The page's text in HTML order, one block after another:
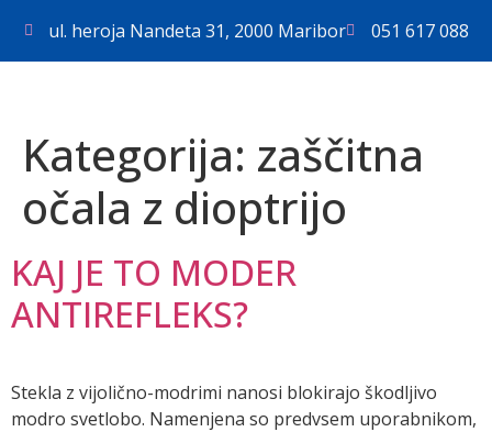
ul. heroja Nandeta 31, 2000 Maribor 051 617 088
Kategorija: zaščitna
očala z dioptrijo
KAJ JE TO MODER
ANTIREFLEKS?
Stekla z vijolično-modrimi nanosi blokirajo škodljivo
modro svetlobo. Namenjena so predvsem uporabnikom,